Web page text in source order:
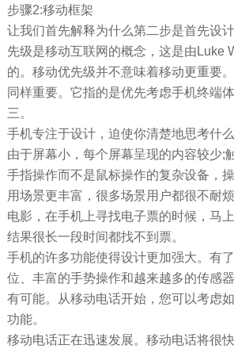
步骤2:移动框架
让我们首先解释为什么第二步是首先设
先级是移动互联网的概念，这是由Luke
的。移动优先级并不意味着移动更重要
同样重要。它指的是优先考虑手机终端
三。
手机专注于设计，迫使你清楚地思考什
由于屏幕小，每个屏幕呈现的内容较少;
手指操作而不是鼠标操作的复杂设备，
用场景更丰富，很多场景用户都很不耐
电影，在手机上寻找电子票的时候，马
结果很长一段时间都找不到票。
手机的许多功能使得设计更加强大。有
位、丰富的手势操作和越来越多的传感
有可能。从移动电话开始，您可以考虑
功能。
移动电话正在迅速发展。移动电话将很